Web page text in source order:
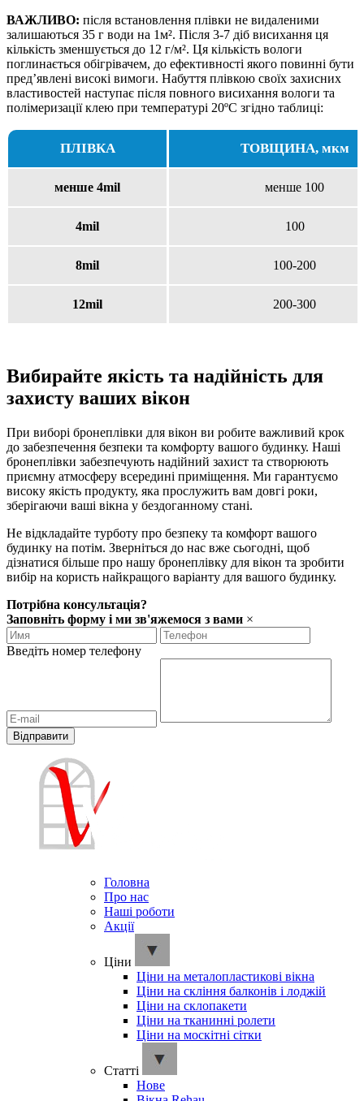
ВАЖЛИВО: після встановлення плівки не видаленими
залишаються 35 г води на 1м². Після 3-7 діб висихання ця
кількість зменшується до 12 г/м². Ця кількість вологи
поглинається обігрівачем, до ефективності якого повинні бути
пред’явлені високі вимоги. Набуття плівкою своїх захисних
властивостей наступає після повного висихання вологи та
полімеризації клею при температурі 20ºС згідно таблиці:
ПЛІВКА ТОВЩИНА, мкм
менше 4mil менше 100
4mil 100
8mil 100-200
12mil 200-300
Вибирайте якість та надійність для
захисту ваших вікон
При виборі бронеплівки для вікон ви робите важливий крок
до забезпечення безпеки та комфорту вашого будинку. Наші
бронеплівки забезпечують надійний захист та створюють
приємну атмосферу всередині приміщення. Ми гарантуємо
високу якість продукту, яка прослужить вам довгі роки,
зберігаючи ваші вікна у бездоганному стані.
Не відкладайте турботу про безпеку та комфорт вашого
будинку на потім. Зверніться до нас вже сьогодні, щоб
дізнатися більше про нашу бронеплівку для вікон та зробити
вибір на користь найкращого варіанту для вашого будинку.
Потрібна консультація?
Заповніть форму і ми зв'яжемося з вами ×
Введіть номер телефону
Головна
Про нас
Наші роботи
Акції
Ціни
Ціни на металопластикові вікна
Ціни на скління балконів і лоджій
Ціни на склопакети
Ціни на тканинні ролети
Ціни на москітні сітки
Cтатті
Нове